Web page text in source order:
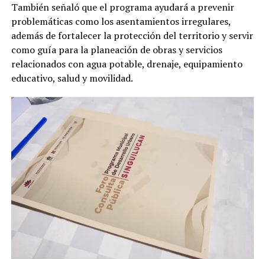
También señaló que el programa ayudará a prevenir
problemáticas como los asentamientos irregulares,
además de fortalecer la protección del territorio y servir
como guía para la planeación de obras y servicios
relacionados con agua potable, drenaje, equipamiento
educativo, salud y movilidad.